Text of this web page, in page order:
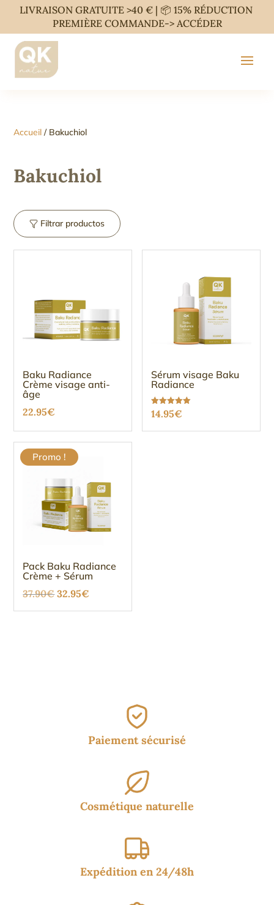
LIVRAISON GRATUITE >40 € | 📦 15% RÉDUCTION
PREMIÈRE COMMANDE-> ACCÉDER
Accueil / Bakuchiol
Bakuchiol
Filtrar productos
Baku Radiance
Crème visage anti-
âge
22.95€
Sérum visage Baku
Radiance
Note
5.00
14.95€
Promo !
Pack Baku Radiance
Crème + Sérum
37.90€Le
prix
32.95€
prix
Paiement sécurisé
Cosmétique naturelle
Expédition en 24/48h